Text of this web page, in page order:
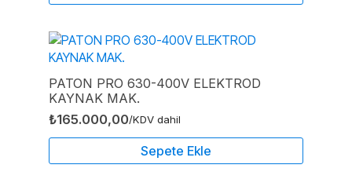
PATON PRO 630-400V ELEKTROD
KAYNAK MAK.
₺165.000,00/KDV dahil
Sepete Ekle